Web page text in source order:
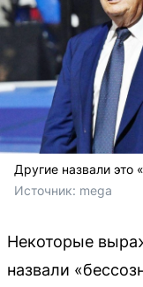
Другие назвали это
Источник: mega
Некоторые
назвали